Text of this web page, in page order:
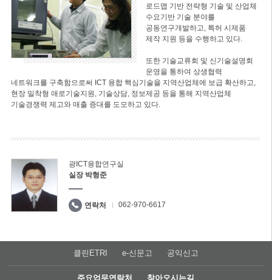
로드맵 기반 전략형 기술 및 산업체
수요기반 기술 분야를
공동연구개발하고, 특허 시제품
제작 지원 등을 수행하고 있다.
또한 기술교류회 및 신기술설명회
운영을 통하여 상생협력
네트워크를 구축함으로써 ICT 융합 핵심기술을 지역산업체에 보급 확산하고,
현장 밀착형 애로기술지원, 기술상담, 정보제공 등을 통해 지역산업체
기술경쟁력 제고와 매출 증대를 도모하고 있다.
광ICT융합연구실
실장 박형준
연락처 062-970-6617
클린ETRI e-신문고 공익신고
주요업무연락처 찾아오시는길